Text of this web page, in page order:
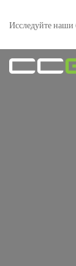
Исследуйте наши